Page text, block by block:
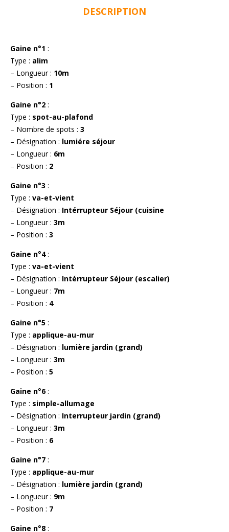
DESCRIPTION
Gaine n°1 :
Type : alim
– Longueur : 10m
– Position : 1
Gaine n°2 :
Type : spot-au-plafond
– Nombre de spots : 3
– Désignation : lumiére séjour
– Longueur : 6m
– Position : 2
Gaine n°3 :
Type : va-et-vient
– Désignation : Intérrupteur Séjour (cuisine
– Longueur : 3m
– Position : 3
Gaine n°4:
Type : va-et-vient
– Désignation : Intérrupteur Séjour (escalier)
– Longueur : 7m
– Position : 4
Gaine n°5 :
Type : applique-au-mur
– Désignation : lumière jardin (grand)
– Longueur : 3m
– Position : 5
Gaine n°6:
Type : simple-allumage
– Désignation : Interrupteur jardin (grand)
– Longueur : 3m
– Position : 6
Gaine n°7 :
Type : applique-au-mur
– Désignation : lumière jardin (grand)
– Longueur : 9m
– Position : 7
Gaine n°8 :